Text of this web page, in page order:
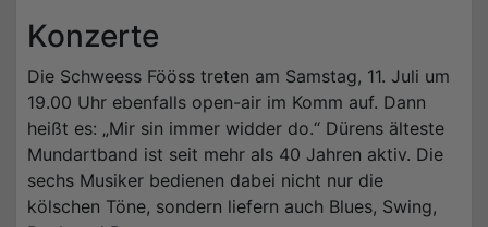
Konzerte
Die Schweess Fööss treten am Samstag, 11. Juli um
19.00 Uhr ebenfalls open-air im Komm auf. Dann
heißt es: „Mir sin immer widder do.“ Dürens älteste
Mundartband ist seit mehr als 40 Jahren aktiv. Die
sechs Musiker bedienen dabei nicht nur die
kölschen Töne, sondern liefern auch Blues, Swing,